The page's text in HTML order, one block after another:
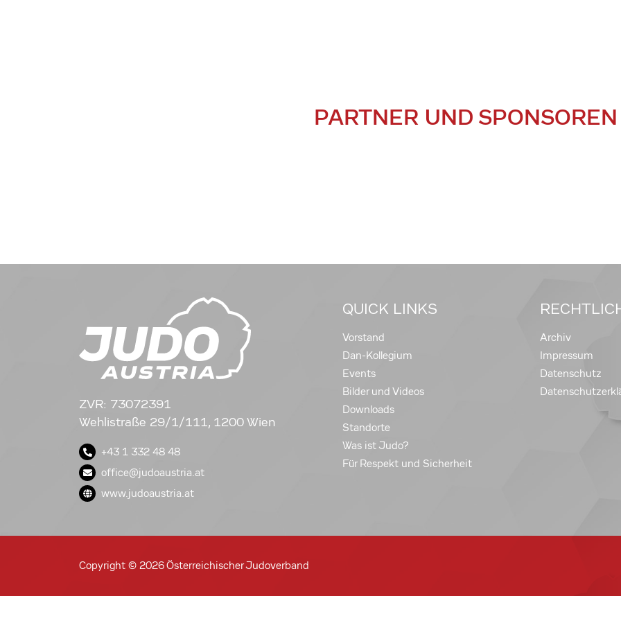
PARTNER UND SPONSOREN
ZVR: 73072391
Wehlistraße 29/1/111, 1200 Wien
+43 1 332 48 48
office@judoaustria.at
www.judoaustria.at
QUICK LINKS
Vorstand
Dan-Kollegium
Events
Bilder und Videos
Downloads
Standorte
Was ist Judo?
Für Respekt und Sicherheit
Archiv
Impressum
Datenschutz
Copyright © 2026 Österreichischer Judoverband